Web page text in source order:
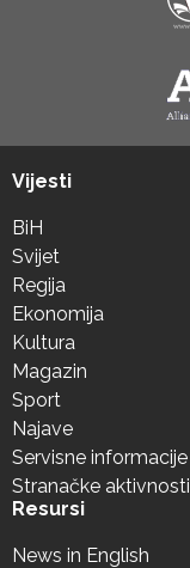
Vijesti
BiH
Svijet
Regija
Ekonomija
Kultura
Magazin
Sport
Najave
Servisne informacije
Stranačke aktivnosti
Resursi
News in English